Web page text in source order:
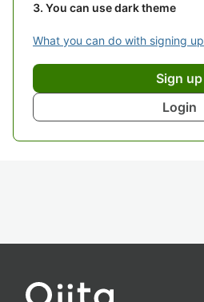
You can use dark theme
What you can do with signing up
Sign up
Login